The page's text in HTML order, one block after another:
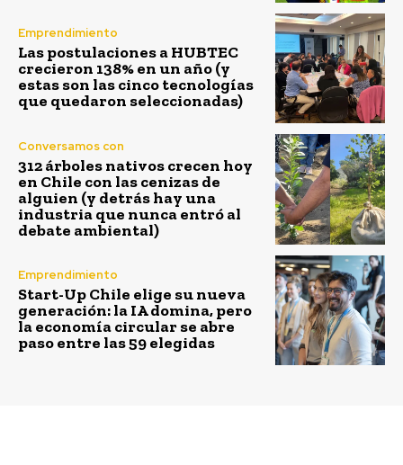
Emprendimiento
Las postulaciones a HUBTEC
crecieron 138% en un año (y
estas son las cinco tecnologías
que quedaron seleccionadas)
Conversamos con
312 árboles nativos crecen hoy
en Chile con las cenizas de
alguien (y detrás hay una
industria que nunca entró al
debate ambiental)
Emprendimiento
Start-Up Chile elige su nueva
generación: la IA domina, pero
la economía circular se abre
paso entre las 59 elegidas